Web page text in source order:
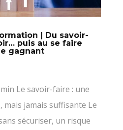
| Du savoir-
puis au se faire
gagnant
Le savoir-faire : une
mais jamais suffisante Le
sécuriser, un risque